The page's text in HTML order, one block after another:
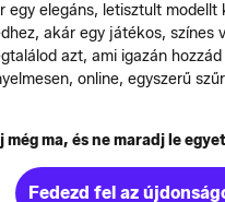
egy elegáns, letisztult modellt
akár egy játékos, színes
azt, ami igazán
online, egyszerű
még ma, és ne maradj le
Fedezd fel az